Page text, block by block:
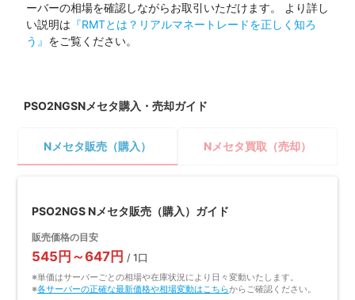
ーバーの相場を確認しながらお取引いただけます。 より詳し
い説明は 『RMTとは？リアルマネートレードを正しく知ろ
う』 をご覧ください。
PSO2NGSNメセタ購入・売却ガイド
Nメセタ販売（購入） Nメセタ買取（売却）
PSO2NGS Nメセタ販売（購入）ガイド
販売価格の目安
545円～647円 / 1口
※単価はサーバーごとの相場や在庫状況により日々変動いたします。
※各サーバーの正確な最新価格や相場変動はこちらからご確認ください。